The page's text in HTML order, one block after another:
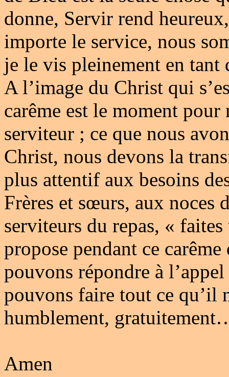
donne, Servir rend
importe le service, nous
je le vis pleinement en tant
A l’image du Christ qui
carême est le moment
serviteur ; ce que nous
Christ, nous devons la
plus attentif aux besoins
Frères et sœurs, aux noces
serviteurs du repas, «
propose pendant ce
pouvons répondre à
pouvons faire tout ce qu’il
humblement,
Amen